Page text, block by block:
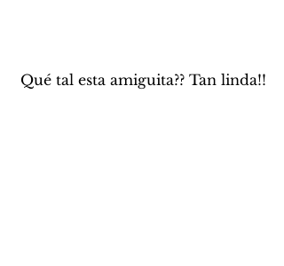
Qué tal esta amiguita?? Tan linda!!